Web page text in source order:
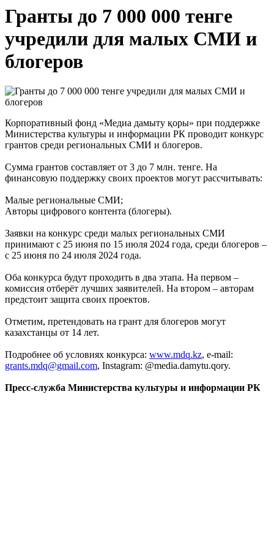
Гранты до 7 000 000 тенге
учредили для малых СМИ и
блогеров
Корпоративный фонд «Медиа дамыту қоры» при поддержке
Министерства культуры и информации РК проводит конкурс
грантов среди региональных СМИ и блогеров.
Сумма грантов составляет от 3 до 7 млн. тенге. На
финансовую поддержку своих проектов могут рассчитывать:
Малые региональные СМИ;
Авторы цифрового контента (блогеры).
Заявки на конкурс среди малых региональных СМИ
принимают с 25 июня по 15 июля 2024 года, среди блогеров –
с 25 июня по 24 июля 2024 года.
Оба конкурса будут проходить в два этапа. На первом –
комиссия отберёт лучших заявителей. На втором – авторам
предстоит защита своих проектов.
Отметим, претендовать на грант для блогеров могут
казахстанцы от 14 лет.
Подробнее об условиях конкурса: www.mdq.kz, e-mail:
grants.mdq@gmail.com, Instagram: @media.damytu.qory.
Пресс-служба Министерства культуры и информации РК